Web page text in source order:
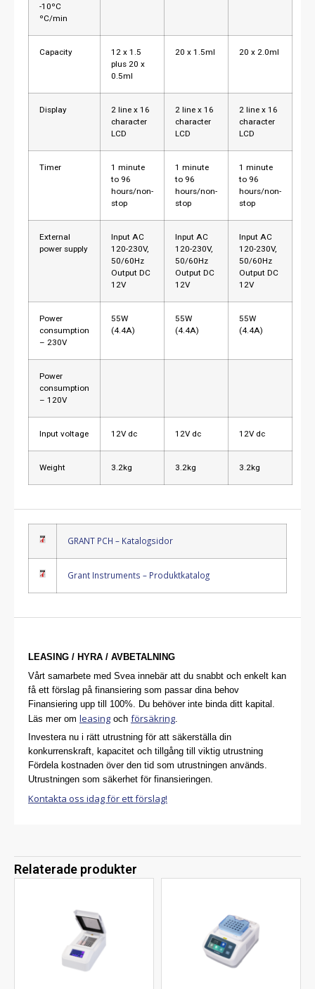
-10ºC
ºC/min
Capacity
12 x 1.5
plus 20 x
0.5ml
20 x 1.5ml 20 x 2.0ml
Display
2 line x 16
character
LCD
2 line x 16
character
LCD
2 line x 16
character
LCD
Timer
1 minute
to 96
hours/non-
stop
1 minute
to 96
hours/non-
stop
1 minute
to 96
hours/non-
stop
External
power supply
Input AC
120-230V,
50/60Hz
Output DC
12V
Input AC
120-230V,
50/60Hz
Output DC
12V
Input AC
120-230V,
50/60Hz
Output DC
12V
Power
consumption
– 230V
55W
(4.4A)
55W
(4.4A)
55W
(4.4A)
Power
consumption
– 120V
Input voltage 12V dc 12V dc 12V dc
Weight 3.2kg 3.2kg 3.2kg
GRANT PCH – Katalogsidor
Grant Instruments – Produktkatalog
LEASING / HYRA / AVBETALNING
Vårt samarbete med Svea innebär att du snabbt och enkelt kan
få ett förslag på finansiering som passar dina behov
Finansiering upp till 100%. Du behöver inte binda ditt kapital.
Läs mer om leasing och försäkring
Investera nu i rätt utrustning för att säkerställa din
konkurrenskraft, kapacitet och tillgång till viktig utrustning
Fördela kostnaden över den tid som utrustningen används.
Utrustningen som säkerhet för finansieringen.
Kontakta oss idag för ett förslag!
Relaterade produkter